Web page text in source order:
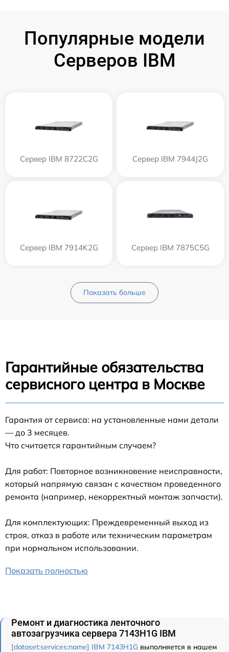
Популярные модели
Серверов IBM
Сервер IBM 8722C2G Сервер IBM 7944J2G
Сервер IBM 7914K2G Сервер IBM 7875C5G
Показать больше
Гарантийные обязательства
сервисного центра в Москве
Гарантия от сервиса: на установленные нами детали
— до 3 месяцев.
Что считается гарантийным случаем?
Для работ: Повторное возникновение неисправности,
который напрямую связан с качеством проведенного
ремонта (например, некорректный монтаж запчасти).
Для комплектующих: Преждевременный выход из
строя, отказ в работе или техническим параметрам
при нормальном использовании.
Показать полностью
Ремонт и диагностика ленточного
автозагрузчика сервера 7143H1G IBM
[dataset:services:name] IBM 7143H1G выполняется в нашем